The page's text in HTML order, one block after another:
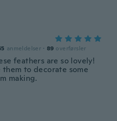
anmeldelser · 89 overførsler
feathers are so lovely!
them to decorate some
making.